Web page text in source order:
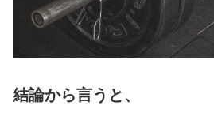
結論から言うと、